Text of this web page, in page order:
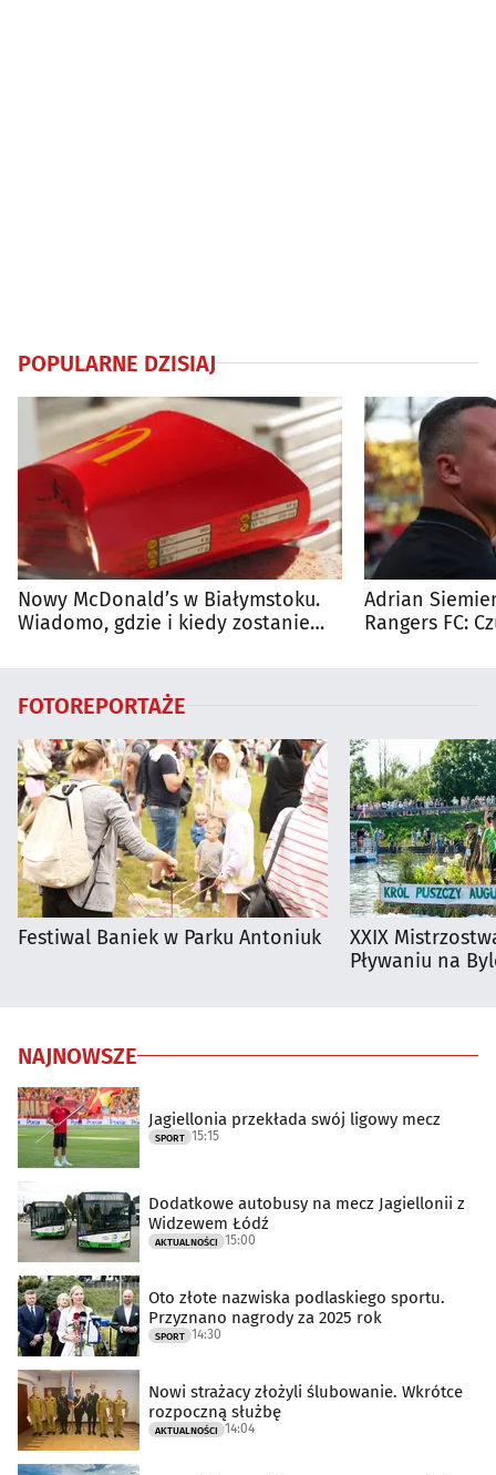
POPULARNE DZISIAJ
Nowy McDonald’s w Białymstoku.
Wiadomo, gdzie i kiedy zostanie
Adrian
Rangers FC:
FOTOREPORTAŻE
Festiwal Baniek w Parku Antoniuk
XXIX
Pływaniu na
NAJNOWSZE
Jagiellonia przekłada swój ligowy mecz
SPORT 15:15
Dodatkowe autobusy na mecz Jagiellonii z
Widzewem Łódź
AKTUALNOŚCI 15:00
Oto złote nazwiska podlaskiego sportu.
Przyznano nagrody za 2025 rok
SPORT 14:30
Nowi strażacy złożyli ślubowanie. Wkrótce
rozpoczną służbę
AKTUALNOŚCI 14:04